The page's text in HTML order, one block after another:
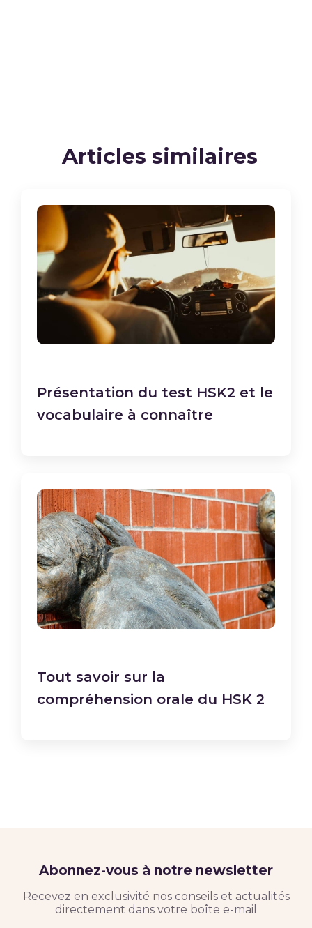
Articles similaires
Présentation du test HSK2 et le
vocabulaire à connaître
Tout savoir sur la
compréhension orale du HSK 2
Abonnez-vous à notre newsletter
Recevez en exclusivité nos conseils et actualités
directement dans votre boîte e-mail